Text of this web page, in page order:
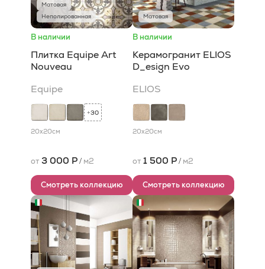
Матовая
Неполированная
В наличии
Плитка Equipe Art
Nouveau
Equipe
+30
20x20см
от 3 000 Р/ м2
Смотреть коллекцию
Матовая
В наличии
Керамогранит ELIOS
D_esign Evo
ELIOS
20x20см
от 1 500 Р/ м2
Смотреть коллекцию